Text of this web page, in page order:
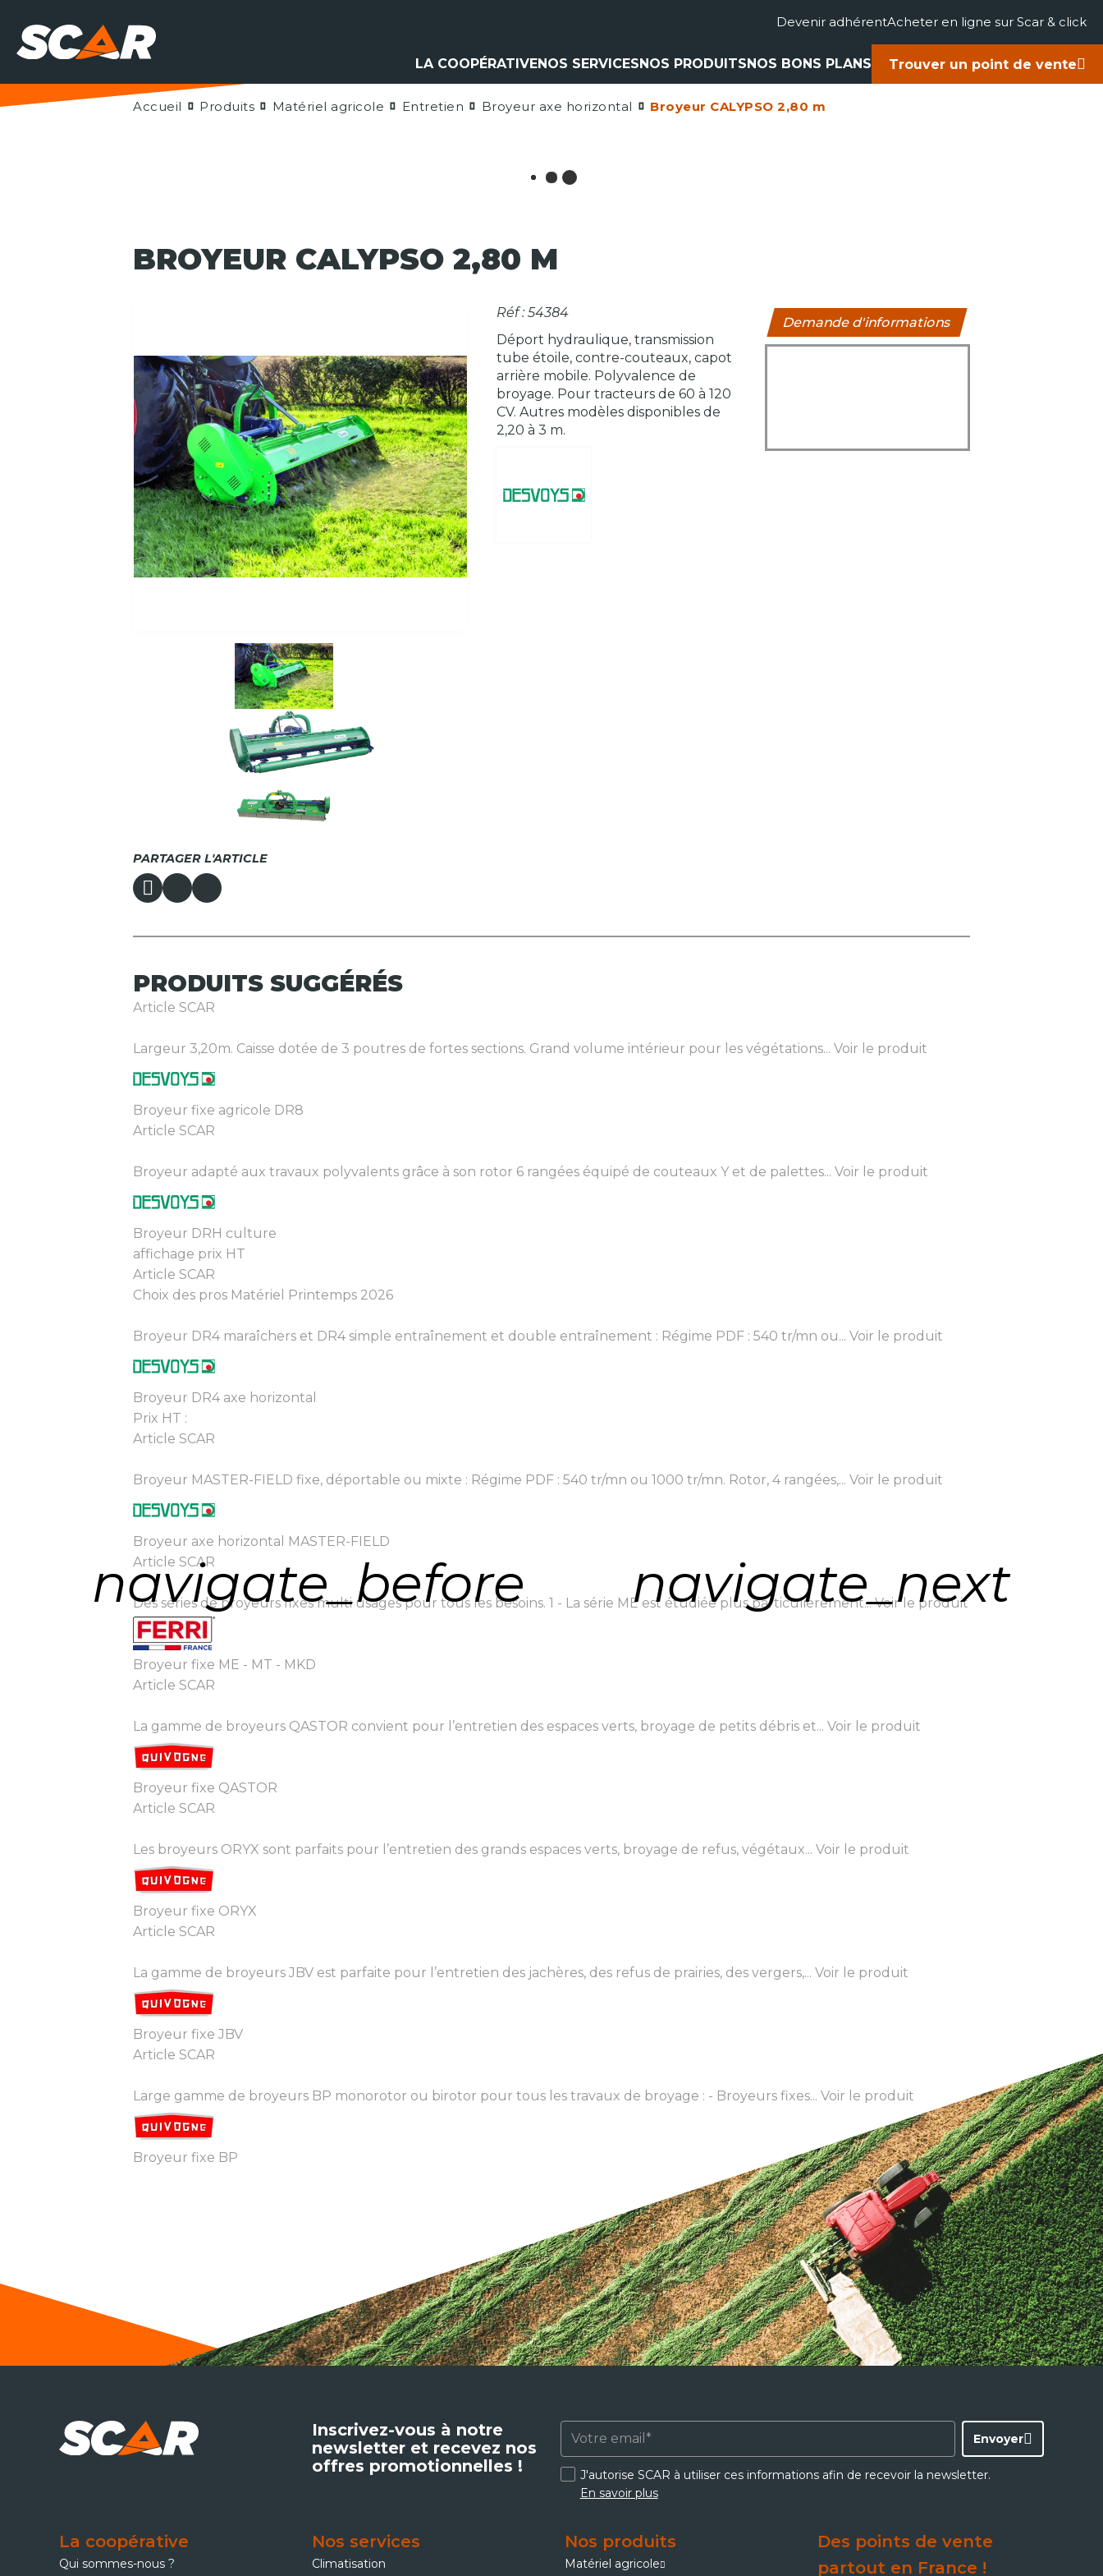
Devenir adhérentAcheter en ligne sur Scar & click
LA COOPÉRATIVENOS SERVICES
Climatisation
Cardan
Pneumatique
NOS PRODUITS
Matériel agricole
NOS BONS PLANS Trouver un point de vente
Accueil Produits Matériel agricole Entretien Broyeur axe horizontal Broyeur CALYPSO 2,80 m
BROYEUR CALYPSO 2,80 M
Réf : 54384
PARTAGER L'ARTICLE
Déport hydraulique, transmission
tube étoile, contre-couteaux, capot
arrière mobile. Polyvalence de
broyage. Pour tracteurs de 60 à 120
CV. Autres modèles disponibles de
2,20 à 3 m.
Demande d'informations
PRODUITS SUGGÉRÉS
navigate_before
Article SCAR
Largeur 3,20m. Caisse dotée de 3 poutres de fortes sections. Grand volume intérieur pour les végétations... Voir le produit
Broyeur fixe agricole DR8
Article SCAR
Broyeur adapté aux travaux polyvalents grâce à son rotor 6 rangées équipé de couteaux Y et de palettes... Voir le produit
Broyeur DRH culture
affichage prix HT
Article SCAR
Choix des pros Matériel Printemps 2026
Broyeur DR4 maraîchers et DR4 simple entraînement et double entraînement : Régime PDF : 540 tr/mn ou... Voir le produit
Broyeur DR4 axe horizontal
Prix HT :
Article SCAR
Broyeur MASTER-FIELD fixe, déportable ou mixte : Régime PDF : 540 tr/mn ou 1000 tr/mn. Rotor, 4 rangées,... Voir le produit
Broyeur axe horizontal MASTER-FIELD
Article SCAR
Des séries de broyeurs fixes multi usages pour tous les besoins. 1 - La série ME est étudiée plus particulièrement... Voir le produit
Broyeur fixe ME - MT - MKD
Article SCAR
La gamme de broyeurs QASTOR convient pour l’entretien des espaces verts, broyage de petits débris et... Voir le produit
Broyeur fixe QASTOR
Article SCAR
Les broyeurs ORYX sont parfaits pour l’entretien des grands espaces verts, broyage de refus, végétaux... Voir le produit
Broyeur fixe ORYX
Article SCAR
La gamme de broyeurs JBV est parfaite pour l’entretien des jachères, des refus de prairies, des vergers,... Voir le produit
Broyeur fixe JBV
Article SCAR
Large gamme de broyeurs BP monorotor ou birotor pour tous les travaux de broyage : - Broyeurs fixes... Voir le produit
Broyeur fixe BP
navigate_next
Inscrivez-vous à notre
newsletter et recevez nos
offres promotionnelles !
J'autorise SCAR à utiliser ces informations afin de recevoir la newsletter.
En savoir plus
Envoyer
La coopérative
Qui sommes-nous ?
Nos services
Climatisation
Nos produits
Matériel agricole
Des points de vente
partout en France !